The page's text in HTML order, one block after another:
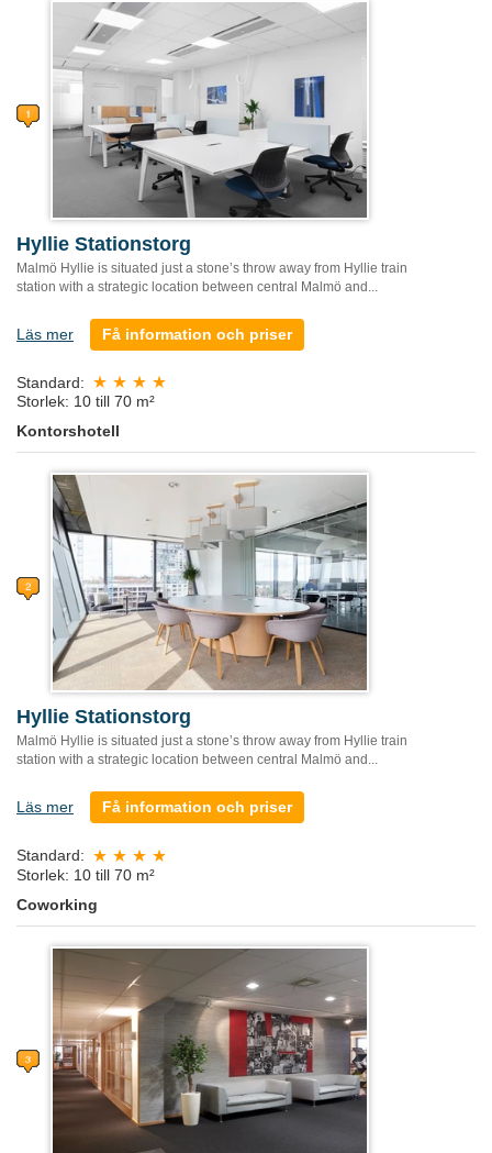
Hyllie Stationstorg
Malmö Hyllie is situated just a stone’s throw away from Hyllie train
station with a strategic location between central Malmö and...
Läs mer Få information och priser
Standard:
Storlek: 10 till 70 m²
Kontorshotell
Hyllie Stationstorg
Malmö Hyllie is situated just a stone’s throw away from Hyllie train
station with a strategic location between central Malmö and...
Läs mer Få information och priser
Standard:
Storlek: 10 till 70 m²
Coworking